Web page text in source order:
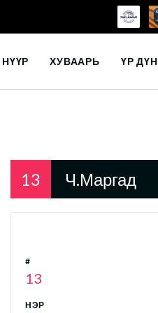
НҮҮР ХУВААРЬ ҮР ДҮН
13 Ч.Маргад
#
13
НЭР